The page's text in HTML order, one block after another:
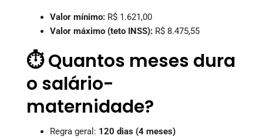
Valor mínimo: R$ 1.621,00
Valor máximo (teto INSS): R$ 8.475,55
⏱️ Quantos meses dura
o salário-
maternidade?
Regra geral: 120 dias (4 meses)